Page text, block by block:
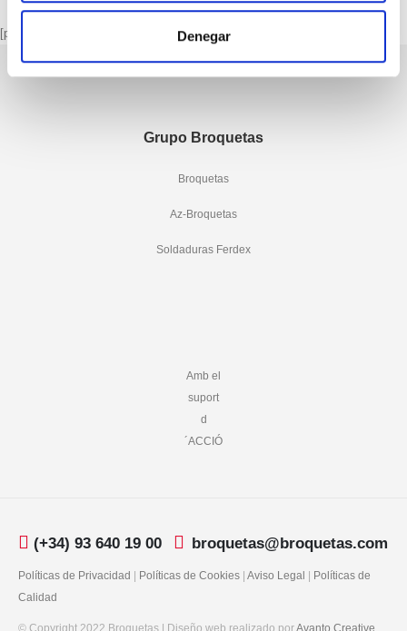
Denegar
[porto_block name="page-footer"]
Grupo Broquetas
Broquetas
Az-Broquetas
Soldaduras Ferdex
Amb el
suport
d
´ACCIÓ
(+34) 93 640 19 00 broquetas@broquetas.com
Políticas de Privacidad | Políticas de Cookies | Aviso Legal | Políticas de
Calidad
© Copyright 2022 Broquetas | Diseño web realizado porAvanto Creative